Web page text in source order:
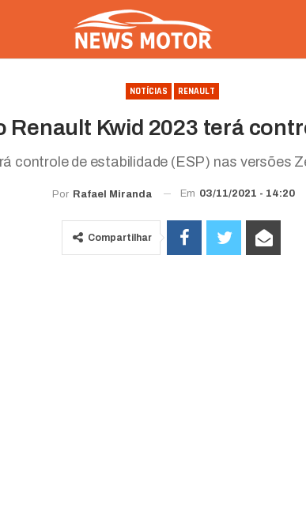
NOTÍCIAS RENAULT
Renault Kwid 2023 terá
controle de estabilidade (ESP) nas versões
Por Rafael Miranda Em 03/11/2021 - 14:20
Compartilhar